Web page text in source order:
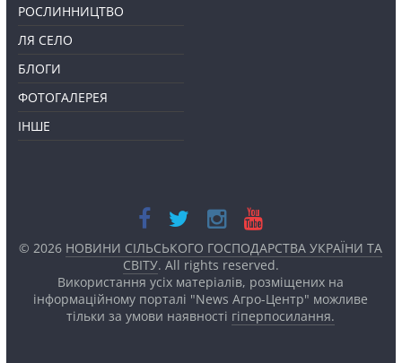
РОСЛИННИЦТВО
ЛЯ СЕЛО
БЛОГИ
ФОТОГАЛЕРЕЯ
ІНШЕ
© 2026 НОВИНИ СІЛЬСЬКОГО ГОСПОДАРСТВА УКРАЇНИ ТА
СВІТУ. All rights reserved.
Використання усіх матеріалів, розміщених на
інформаційному порталі "News Агро-Центр" можливе
тільки за умови наявності гіперпосилання.